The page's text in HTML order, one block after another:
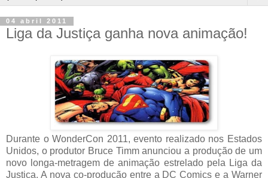
04 abril 2011
Liga da Justiça ganha nova animação!
Durante o WonderCon 2011, evento realizado nos Estados
Unidos, o produtor Bruce Timm anunciou a produção de um
novo longa-metragem de animação estrelado pela Liga da
Justiça. A nova co-produção entre a DC Comics e a Warner